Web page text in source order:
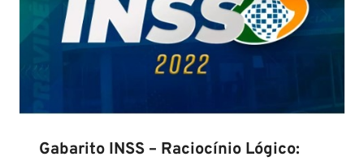
Gabarito INSS – Raciocínio Lógico: